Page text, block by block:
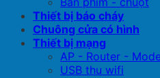
Thiết bị báo cháy
Chuông cửa có hình
Thiết bị mạng
AP - Router -
USB thu wifi